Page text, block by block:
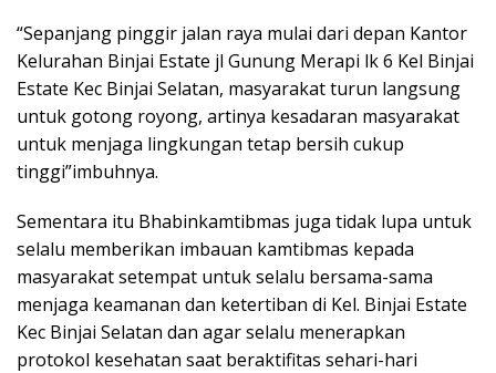
“Sepanjang pinggir jalan raya mulai dari depan Kantor
Kelurahan Binjai Estate jl Gunung Merapi lk 6 Kel Binjai
Estate Kec Binjai Selatan, masyarakat turun langsung
untuk gotong royong, artinya kesadaran masyarakat
untuk menjaga lingkungan tetap bersih cukup
tinggi”imbuhnya.
Sementara itu Bhabinkamtibmas juga tidak lupa untuk
selalu memberikan imbauan kamtibmas kepada
masyarakat setempat untuk selalu bersama-sama
menjaga keamanan dan ketertiban di Kel. Binjai Estate
Kec Binjai Selatan dan agar selalu menerapkan
protokol kesehatan saat beraktifitas sehari-hari